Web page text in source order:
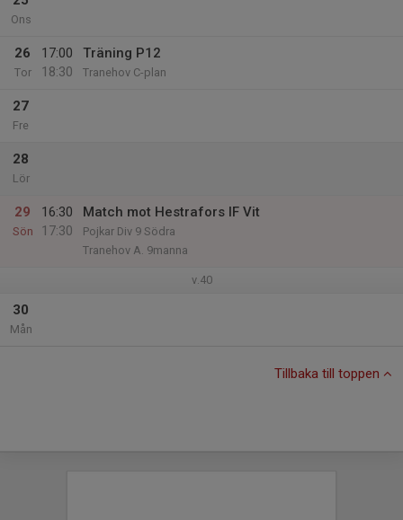
Ons
26
Tor
17:00
18:30
Träning P12
Tranehov C-plan
27
Fre
28
Lör
29
Sön
16:30
17:30
Match mot Hestrafors IF Vit
Pojkar Div 9 Södra
Tranehov A. 9manna
v.40
30
Mån
Tillbaka till toppen